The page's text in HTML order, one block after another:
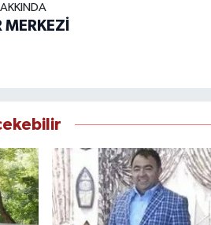
MERKEZİ